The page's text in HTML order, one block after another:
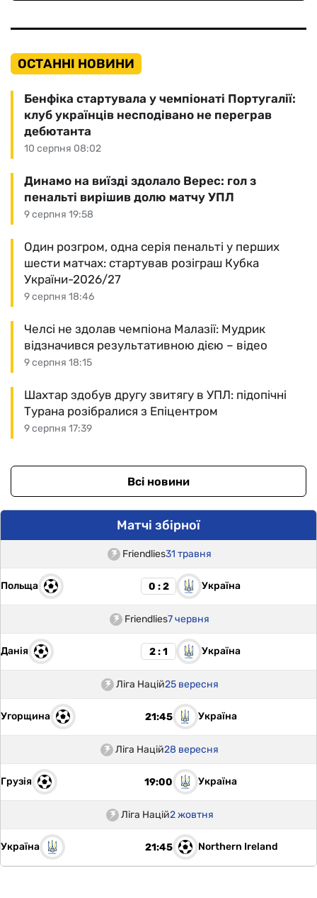
ОСТАННІ НОВИНИ
10 серпня 08:02
Бенфіка стартувала у чемпіонаті Португалії:
клуб українців несподівано не переграв
дебютанта
9 серпня 19:58
Динамо на виїзді здолало Верес: гол з
пенальті вирішив долю матчу УПЛ
9 серпня 18:46
Один розгром, одна серія пенальті у перших
шести матчах: стартував розіграш Кубка
України-2026/27
9 серпня 18:15
Челсі не здолав чемпіона Малазії: Мудрик
відзначився результативною дією – відео
9 серпня 17:39
Шахтар здобув другу звитягу в УПЛ: підопічні
Турана розібралися з Епіцентром
Всі новини
Матчі збірної
Friendlies31 травня
Польща 0 : 2 Україна
Friendlies7 червня
Данія 2 : 1 Україна
Ліга Націй25 вересня
Угорщина 21:45 Україна
Ліга Націй28 вересня
Грузія 19:00 Україна
Ліга Націй2 жовтня
Україна 21:45 Northern Ireland